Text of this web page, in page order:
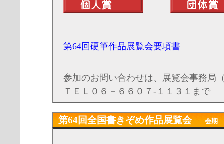
第64回硬筆作品展覧会要項書
参加のお問い合わせは、展覧会事務局
ＴＥＬ０６－６６０７-１１３１まで
第64回全国書きぞめ作品展覧会会期